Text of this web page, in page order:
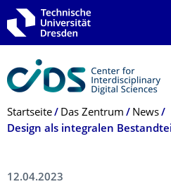
Zur Hauptnavigation springen
Zur Suche springen
Zum Inhalt springen
Breadcrumb-Menü
Startseite Das Zentrum
News
12.04.2023